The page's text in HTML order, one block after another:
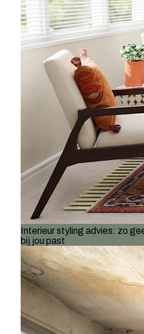
Interieur styling advies: zo
bij jou past